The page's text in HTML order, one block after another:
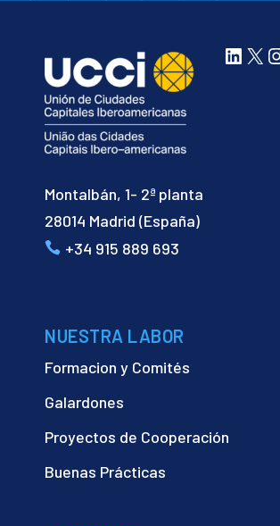
Montalbán, 1- 2ª planta
28014 Madrid (España)
+34 915 889 693
X
NUESTRA LABOR
Formacion y Comités
Galardones
Proyectos de Cooperación
Buenas Prácticas